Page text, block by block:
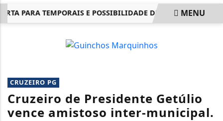
PARA TEMPORAIS E POSSIBILIDADE DE FORMAÇÃO DE
MENU
CRUZEIRO PG
Cruzeiro de Presidente Getúlio
vence amistoso inter-municipal.